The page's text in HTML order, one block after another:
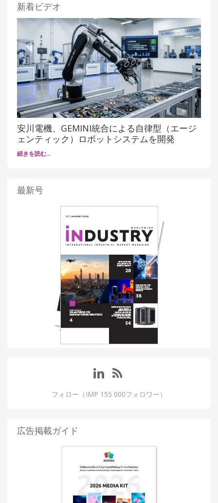
新着ビデオ
安川電機、GEMINI統合による自律型（エージ
ェンティック）ロボットシステムを開発
続きを読む…
最新号
フォロー（IMP 155 000フォロワー）
広告掲載ガイド